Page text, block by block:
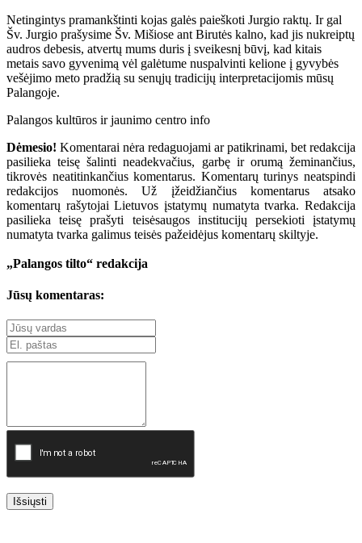
Netingintys pramankštinti kojas galės paieškoti Jurgio raktų. Ir gal
Šv. Jurgio prašysime Šv. Mišiose ant Birutės kalno, kad jis nukreiptų
audros debesis, atvertų mums duris į sveikesnį būvį, kad kitais
metais savo gyvenimą vėl galėtume nuspalvinti kelione į gyvybės
vešėjimo meto pradžią su senųjų tradicijų interpretacijomis mūsų
Palangoje.
Palangos kultūros ir jaunimo centro info
Dėmesio! Komentarai nėra redaguojami ar patikrinami, bet redakcija
pasilieka teisę šalinti neadekvačius, garbę ir orumą žeminančius,
tikrovės neatitinkančius komentarus. Komentarų turinys neatspindi
redakcijos nuomonės. Už įžeidžiančius komentarus atsako
komentarų rašytojai Lietuvos įstatymų numatyta tvarka. Redakcija
pasilieka teisę prašyti teisėsaugos institucijų persekioti įstatymų
numatyta tvarka galimus teisės pažeidėjus komentarų skiltyje.
„Palangos tilto“ redakcija
Jūsų komentaras:
Išsiųsti